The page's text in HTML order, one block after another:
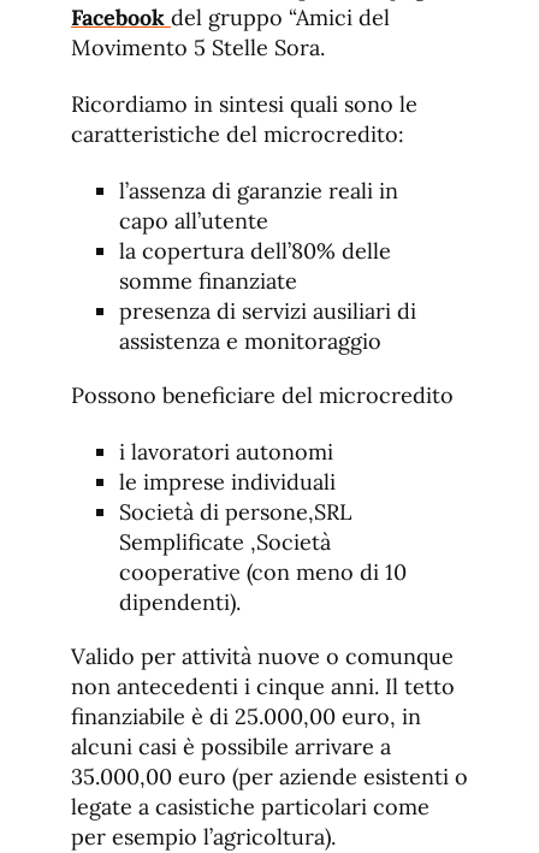
Facebook del gruppo “Amici del
Movimento 5 Stelle Sora.
Ricordiamo in sintesi quali sono le
caratteristiche del microcredito:
l’assenza di garanzie reali in
capo all’utente
la copertura dell’80% delle
somme finanziate
presenza di servizi ausiliari di
assistenza e monitoraggio
Possono beneficiare del microcredito
i lavoratori autonomi
le imprese individuali
Società di persone,SRL
Semplificate ,Società
cooperative (con meno di 10
dipendenti).
Valido per attività nuove o comunque
non antecedenti i cinque anni. Il tetto
finanziabile è di 25.000,00 euro, in
alcuni casi è possibile arrivare a
35.000,00 euro (per aziende esistenti o
legate a casistiche particolari come
per esempio l’agricoltura).